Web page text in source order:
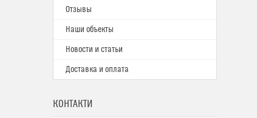
Отзывы
Наши объекты
Новости и статьи
Доставка и оплата
КОНТАКТИ